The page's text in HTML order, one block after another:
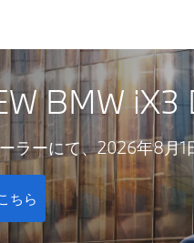
BMW iX3
ラーにて、2026年8月
ちら